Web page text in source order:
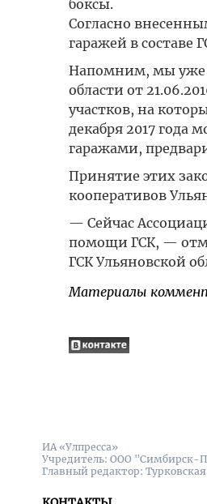
боксы.
Согласно
гаражей в составе
Напомним, мы уже
области от
участков, на
декабря 2017 года
гаражами,
Принятие этих
кооперативов
— Сейчас
помощи ГСК, —
ГСК Ульяновской
Материалы
ИА «Улпресса»
Учредитель: ООО "Симбирск-
Главный редактор: